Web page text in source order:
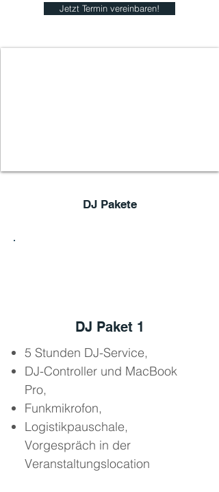
Jetzt Termin vereinbaren!
DJ Pakete
DJ Paket 1
5 Stunden DJ-Service,
DJ-Controller und MacBook
Pro,
Funkmikrofon,
Logistikpauschale,
Vorgespräch in der
Veranstaltungslocation